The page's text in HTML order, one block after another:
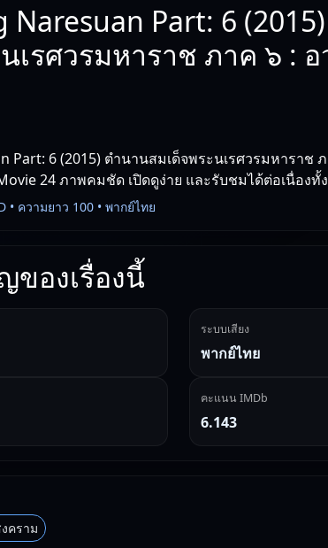
Naresuan Part: 6
เรศวรมหาราช ภาค ๖ :
Part: 6 (2015) ตํานานสมเด็จพระนเรศวรมหาราช
24 ภาพคมชัด เปิดดูง่าย และรับชมได้ต่อเนื่อง
• ความยาว 100 • พากย์ไทย
องเรื่องนี้
ระบบเสียง
พากย์ไทย
คะแนน IMDb
6.143
คราม